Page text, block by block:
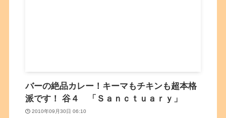
バーの絶品カレー！キーマもチキンも超本格
派です！ 谷４ 「Ｓａｎｃｔｕａｒｙ」
2010年09月30日 06:10